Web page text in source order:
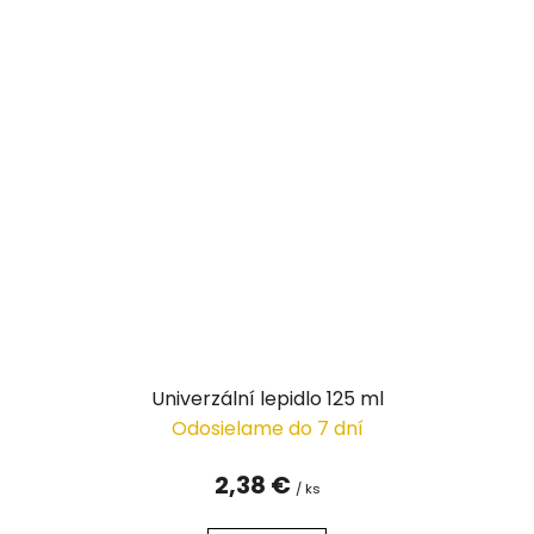
Univerzální lepidlo 125 ml
Odosielame do 7 dní
2,38 € / ks